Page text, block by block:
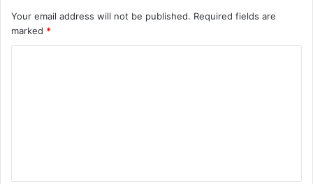
Your email address will not be published. Required fields are
marked *